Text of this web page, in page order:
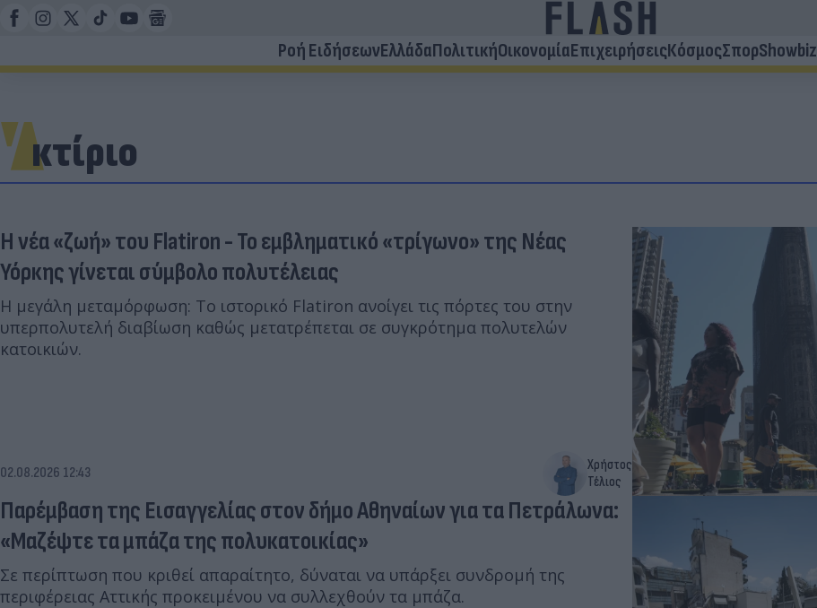
Ροή ΕιδήσεωνΕλλάδαΠολιτικήΟικονομίαΕπιχειρήσειςΚόσμοςΣπορShowbiz
κτίριο
Η νέα «ζωή» του Flatiron - Το εμβληματικό «τρίγωνο» της Νέας
Υόρκης γίνεται σύμβολο πολυτέλειας
Η μεγάλη μεταμόρφωση: Το ιστορικό Flatiron ανοίγει τις πόρτες του στην
υπερπολυτελή διαβίωση καθώς μετατρέπεται σε συγκρότημα πολυτελών
κατοικιών.
02.08.2026 12:43
Χρήστος
Τέλιος
Παρέμβαση της Εισαγγελίας στον δήμο Αθηναίων για τα Πετράλωνα:
«Μαζέψτε τα μπάζα της πολυκατοικίας»
Σε περίπτωση που κριθεί απαραίτητο, δύναται να υπάρξει συνδρομή της
περιφέρειας Αττικής προκειμένου να συλλεχθούν τα μπάζα.